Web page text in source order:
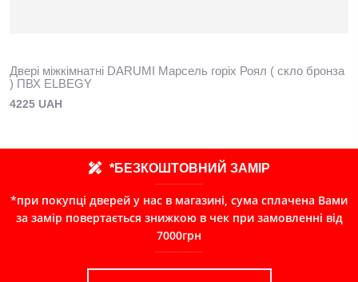
Двері міжкімнатні DARUMI Марсель горіх Роял ( скло бронза
) ПВХ ELBEGY
4225 UAH
*БЕЗКОШТОВНИЙ ЗАМІР
*при покупці дверей у нас в магазині, сума сплачена Вами
за замір повертається знижкою в чек при замовленні від
7000грн